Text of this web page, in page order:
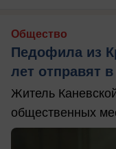
Общество
Педофила из
лет отправят
Житель
общественных